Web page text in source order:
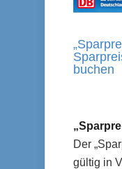
buchen
Der
gültig in